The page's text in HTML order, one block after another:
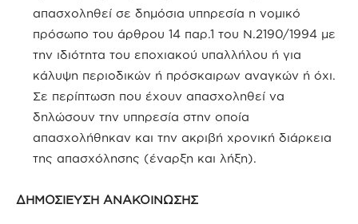
απασχοληθεί σε δημόσια υπηρεσία η νομικό
πρόσωπο του άρθρου 14 παρ.1 του Ν.2190/1994 με
την ιδιότητα του εποχιακού υπαλλήλου ή για
κάλυψη περιοδικών ή πρόσκαιρων αναγκών ή όχι.
Σε περίπτωση που έχουν απασχοληθεί να
δηλώσουν την υπηρεσία στην οποία
απασχολήθηκαν και την ακριβή χρονική διάρκεια
της απασχόλησης (έναρξη και λήξη).
ΔΗΜΟΣΙΕΥΣΗ ΑΝΑΚΟΙΝΩΣΗΣ